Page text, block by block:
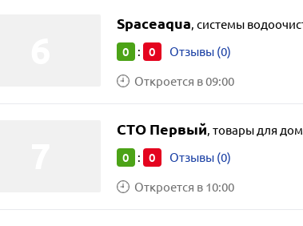
Spaceaqua, системы
0 : 0 Отзывы (0)
Откроется в 09:00
СТО Первый, товары для
0 : 0 Отзывы (0)
Откроется в 10:00